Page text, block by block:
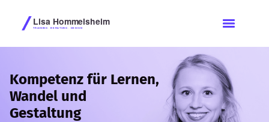
Kompetenz für Lernen,
Wandel und
Gestaltung